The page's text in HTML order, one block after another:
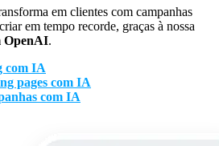
em clientes com campanhas
em tempo recorde, graças à nossa
OpenAI.
com IA
pages com IA
com IA